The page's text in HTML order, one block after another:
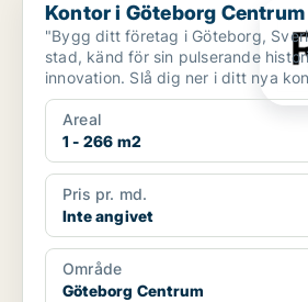
Kontor i Göteborg Centrum
"Bygg ditt företag i Göteborg,
stad, känd för sin pulserande
innovation. Slå dig ner i ditt nya
Areal
1 - 266 m2
Pris pr. md.
Inte angivet
Område
Göteborg Centrum